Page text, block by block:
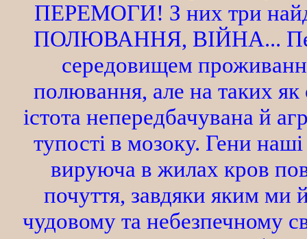
ПЕРЕМОГИ! З них три
ПОЛЮВАННЯ, ВІЙНА...
середовищем
полювання, але на таких
істота непередбачувана й
тупості в мозоку. Гени
вируюча в жилах кров
почуття, завдяки яким ми
чудовому та небезпечному